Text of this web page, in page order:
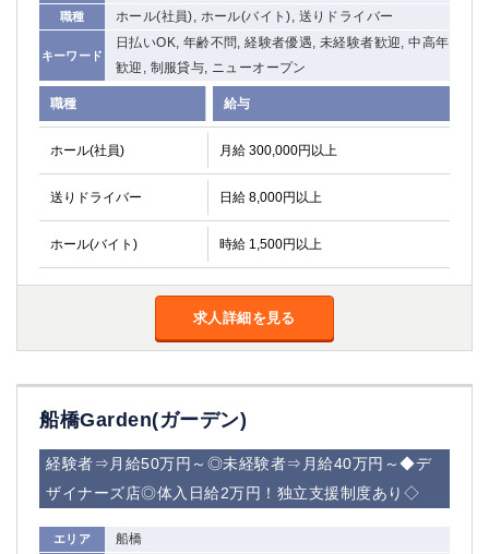
職種 ホール(社員), ホール(バイト), 送りドライバー
キーワード
日払いOK, 年齢不問, 経験者優遇, 未経験者歓迎, 中高年
歓迎, 制服貸与, ニューオープン
職種 給与
ホール(社員) 月給 300,000円以上
送りドライバー 日給 8,000円以上
ホール(バイト) 時給 1,500円以上
求人詳細を見る
船橋Garden(ガーデン)
経験者⇒月給50万円～◎未経験者⇒月給40万円～◆デ
ザイナーズ店◎体入日給2万円！独立支援制度あり◇
エリア 船橋